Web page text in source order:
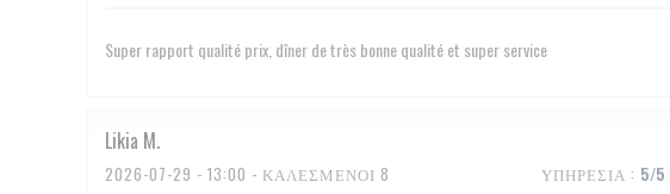
Super rapport qualité prix, dîner de très bonne qualité et super service
Likia M
2026-07-29 - 13:00 - ΚΑΛΕΣΜΈΝΟΙ 8 ΥΠΗΡΕΣΊΑ : 5/5